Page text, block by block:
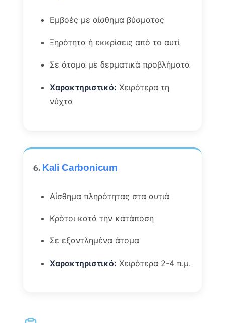
Εμβοές με αίσθημα βύσματος
Ξηρότητα ή εκκρίσεις από το αυτί
Σε άτομα με δερματικά προβλήματα
Χαρακτηριστικό: Χειρότερα τη
νύχτα
6. Kali Carbonicum
Αίσθημα πληρότητας στα αυτιά
Κρότοι κατά την κατάποση
Σε εξαντλημένα άτομα
Χαρακτηριστικό: Χειρότερα 2-4 π.μ.